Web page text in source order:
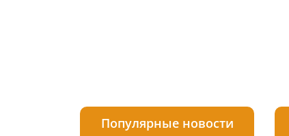
Популярные новости